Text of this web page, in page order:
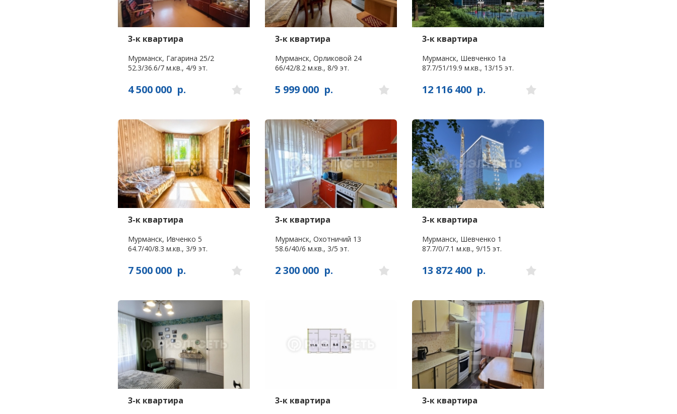
3-к квартира
Мурманск, Гагарина 25/2
52.3/36.6/7 м.кв., 4/9 эт.
4 500 000 р.
3-к квартира
Мурманск, Орликовой 24
66/42/8.2 м.кв., 8/9 эт.
5 999 000 р.
3-к квартира
Мурманск, Шевченко 1а
87.7/51/19.9 м.кв., 13/15 эт.
12 116 400 р.
3-к квартира
Мурманск, Ивченко 5
64.7/40/8.3 м.кв., 3/9 эт.
7 500 000 р.
3-к квартира
Мурманск, Охотничий 13
58.6/40/6 м.кв., 3/5 эт.
2 300 000 р.
3-к квартира
Мурманск, Шевченко 1
87.7/0/7.1 м.кв., 9/15 эт.
13 872 400 р.
3-к квартира 3-к квартира 3-к квартира